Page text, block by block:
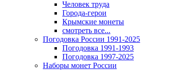
Человек труда
Города-герои
Крымские монеты
смотреть все...
Погодовка России 1991-2025
Погодовка 1991-1993
Погодовка 1997-2025
Наборы монет России